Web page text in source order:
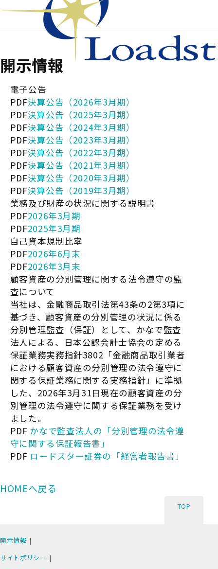
開示情報
電子公告
PDF決算公告（2026年3月期）
PDF決算公告（2025年3月期）
PDF決算公告（2024年3月期）
PDF決算公告（2023年3月期）
PDF決算公告（2022年3月期）
PDF決算公告（2021年3月期）
PDF決算公告（2020年3月期）
PDF決算公告（2019年3月期）
業務及び財産の状況に関する説明書
PDF2026年3月期
PDF2025年3月期
自己資本規制比率
PDF2026年6月末
PDF2026年3月末
顧客資産の分別管理に関する法令遵守の監
査について
当社は、金融商品取引法第43条の2第3項に
基づき、顧客資産の分別管理の状況に係る
分別管理監査（保証）として、かなで監査
法人による、日本公認会計士協会の定める
保証業務実務指針3802「金融商品取引業者
における顧客資産の分別管理の法令遵守に
関する保証業務に関する実務指針」に準拠
した、2026年3月31日現在の顧客資産の分
別管理の法令遵守に関する保証業務を受け
ました。
PDF かなで監査法人の「分別管理の法令遵
守に関する保証報告書」
PDF ロードスター証券の「経営者報告書」
HOMEへ戻る
TOP
開示情報
サイトポリシー